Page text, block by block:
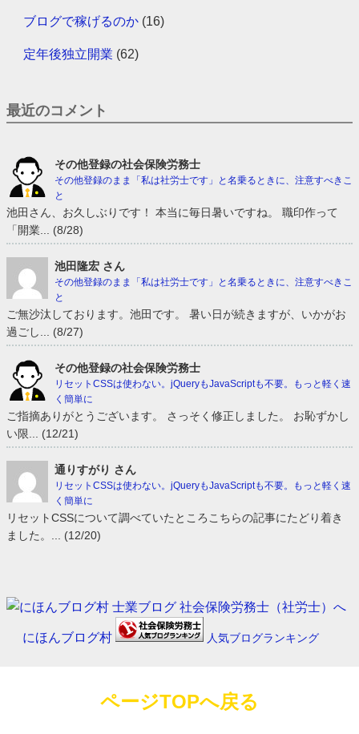
ブログで稼げるのか (16)
定年後独立開業 (62)
最近のコメント
その他登録の社会保険労務士
その他登録のまま「私は社労士です」と名乗るときに、注意すべきこ
と
池田さん、お久しぶりです！ 本当に毎日暑いですね。 職印作って
「開業... (8/28)
池田隆宏 さん
その他登録のまま「私は社労士です」と名乗るときに、注意すべきこ
と
ご無沙汰しております。池田です。 暑い日が続きますが、いかがお
過ごし... (8/27)
その他登録の社会保険労務士
リセットCSSは使わない。jQueryもJavaScriptも不要。もっと軽く速
く簡単に
ご指摘ありがとうございます。 さっそく修正しました。 お恥ずかし
い限... (12/21)
通りすがり さん
リセットCSSは使わない。jQueryもJavaScriptも不要。もっと軽く速
く簡単に
リセットCSSについて調べていたところこちらの記事にたどり着き
ました。... (12/20)
にほんブログ村 人気ブログランキング
ページTOPへ戻る